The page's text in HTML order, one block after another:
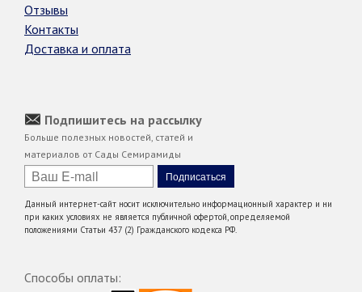
Отзывы
Контакты
Доставка и оплата
Подпишитесь на рассылку
Больше полезных новостей, статей и
материалов от Сады Семирамиды
Данный интернет-сайт носит исключительно информационный характер и ни
при каких условиях не является публичной офертой, определяемой
положениями Статьи 437 (2) Гражданского кодекса РФ.
Способы оплаты: